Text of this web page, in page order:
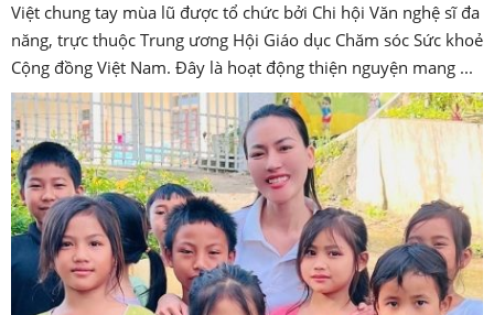
Việt chung tay mùa lũ được tổ chức bởi Chi hội Văn nghệ sĩ đa
năng, trực thuộc Trung ương Hội Giáo dục Chăm sóc Sức khoẻ
Cộng đồng Việt Nam. Đây là hoạt động thiện nguyện mang ...